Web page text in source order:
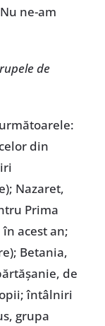
ne-am
de
din
Nazaret,
Prima
acest an;
Betania,
de
întâlniri
grupa